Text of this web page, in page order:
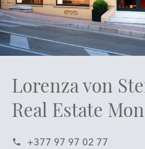
Lorenza von
Real Estate
+377 97 97 02 77